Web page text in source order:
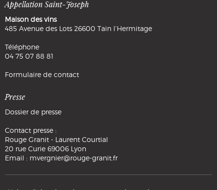
Appellation Saint-Joseph
Maison des vins
485 Avenue des Lots 26600 Tain l’Hermitage
Téléphone
04 75 07 88 81
Formulaire de contact
Presse
Dossier de presse
Contact presse :
Rouge Granit - Laurent Courtial
20 rue Curie 69006 Lyon
Email : mvergnier@rouge-granit.fr